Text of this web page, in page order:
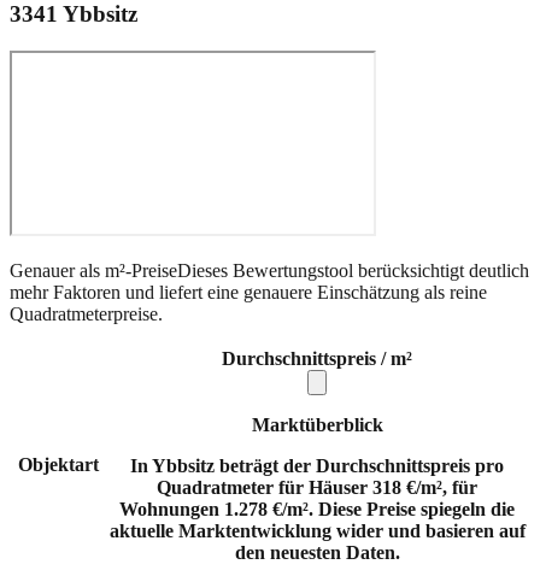
3341 Ybbsitz
Genauer als m²-PreiseDieses Bewertungstool berücksichtigt deutlich
mehr Faktoren und liefert eine genauere Einschätzung als reine
Quadratmeterpreise.
Objektart
Durchschnittspreis / m²
Marktüberblick
In Ybbsitz beträgt der Durchschnittspreis pro
Quadratmeter für Häuser 318 €/m², für
Wohnungen 1.278 €/m². Diese Preise spiegeln die
aktuelle Marktentwicklung wider und basieren auf
den neuesten Daten.